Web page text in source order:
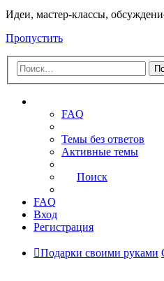
Идеи, мастер-классы,
Пропустить
FAQ
Темы без ответов
Активные темы
Поиск
FAQ
Вход
Регистрация
Подарки своими руками